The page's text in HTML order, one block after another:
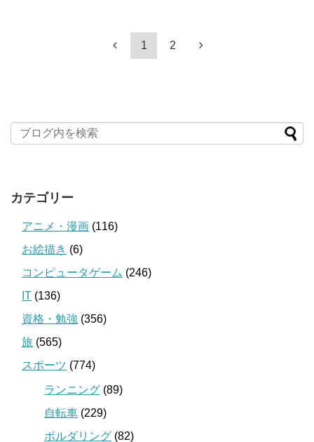
1 2
カテゴリー
アニメ・漫画 (116)
お絵描き (6)
コンピュータゲーム (246)
IT (136)
資格・勉強 (356)
旅 (565)
スポーツ (774)
ランニング (89)
自転車 (229)
ボルダリング (82)